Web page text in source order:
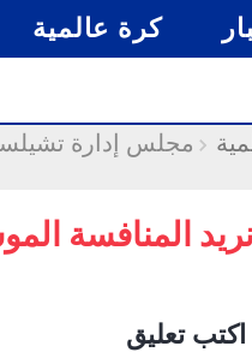
كرة عالمية
مجلس إدارة
المنافسة
اكتب تعليق